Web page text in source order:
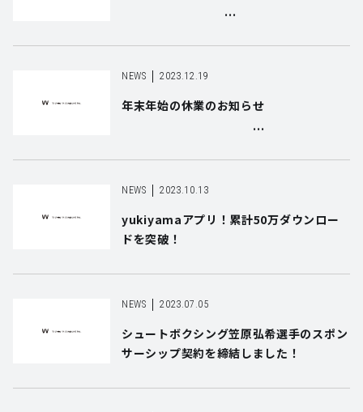
NEWS 2023.12.19
年末年始の休業のお知らせ
NEWS 2023.10.13
yukiyamaアプリ！累計50万ダウンロー
ドを突破！
NEWS 2023.07.05
シュートボクシング笠原弘希選手のスポン
サーシップ契約を締結しました！